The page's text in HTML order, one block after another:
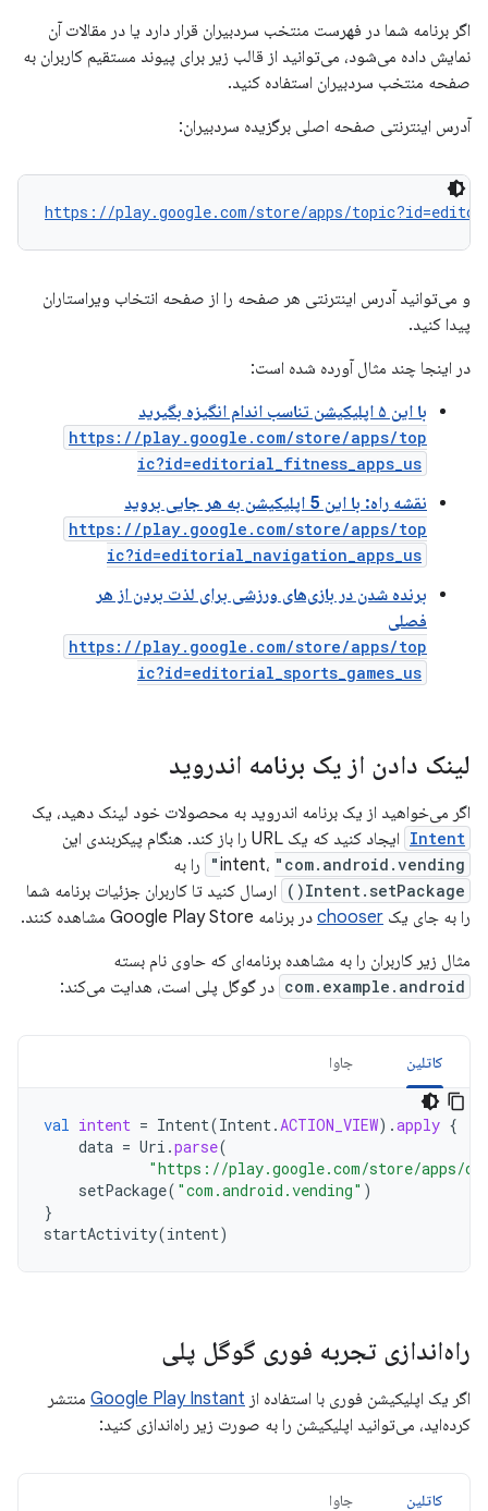
اگر برنامه شما در فهرست منتخب سردبیران قرار دارد یا در مقالات آن
نمایش داده می‌شود، می‌توانید از قالب زیر برای پیوند مستقیم کاربران به
صفحه منتخب سردبیران استفاده کنید.
آدرس اینترنتی صفحه اصلی برگزیده سردبیران:
https://play.google.com/store/apps/
و می‌توانید آدرس اینترنتی هر صفحه را از صفحه انتخاب ویراستاران
پیدا کنید.
در اینجا چند مثال آورده شده است:
با این ۵ اپلیکیشن تناسب اندام انگیزه بگیرید
https://play.google.com/store/apps/top
ic?id=editorial_fitness_apps_us
نقشه راه: با این 5 اپلیکیشن به هر جایی بروید
https://play.google.com/store/apps/top
ic?id=editorial_navigation_apps_us
برنده شدن در بازی‌های ورزشی برای لذت بردن از هر
فصلی
https://play.google.com/store/apps/top
ic?id=editorial_sports_games_us
لینک دادن از یک برنامه اندروید
اگر می‌خواهید از یک برنامه اندروید به محصولات خود لینک دهید، یک
Intent
ایجاد کنید که یک URL را باز کند. هنگام پیکربندی این
intent، "com.android.vending" را به
Intent.setPackage()
ارسال کنید تا کاربران جزئیات برنامه شما
را به جای یک chooser در برنامه Google Play Store مشاهده کنند.
مثال زیر کاربران را به مشاهده برنامه‌ای که حاوی نام بسته
com.example.android در گوگل پلی است، هدایت می‌کند:
کاتلین جاوا
val intent = Intent(Intent.ACTION_VIEW).apply {
data = Uri .parse(
"https://play.google.com/store/apps/
setPackage( "com.android.vending" )
}
startActivity(intent)
راه‌اندازی تجربه فوری گوگل پلی
اگر یک اپلیکیشن فوری با استفاده از Google Play Instant منتشر
کرده‌اید، می‌توانید اپلیکیشن را به صورت زیر راه‌اندازی کنید:
کاتلین جاوا